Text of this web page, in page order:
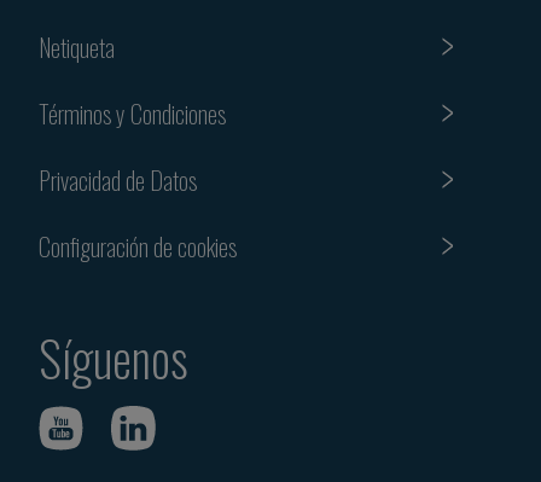
Netiqueta
Términos y Condiciones
Privacidad de Datos
Configuración de cookies
Síguenos